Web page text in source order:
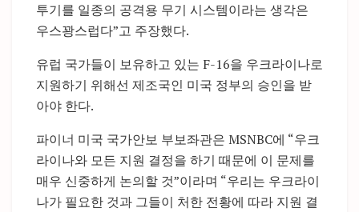
투기를 일종의 공격용 무기 시스템이라는 생각은
우스꽝스럽다”고 주장했다.
유럽 국가들이 보유하고 있는 F-16을 우크라이나로
지원하기 위해선 제조국인 미국 정부의 승인을 받
아야 한다.
파이너 미국 국가안보 부보좌관은 MSNBC에 “우크
라이나와 모든 지원 결정을 하기 때문에 이 문제를
매우 신중하게 논의할 것”이라며 “우리는 우크라이
나가 필요한 것과 그들이 처한 전황에 따라 지원 결